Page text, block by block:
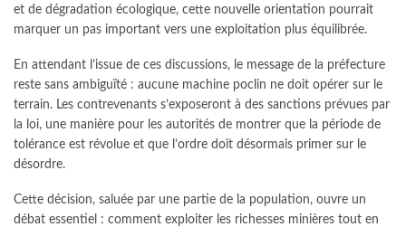
et de dégradation écologique, cette nouvelle orientation pourrait
marquer un pas important vers une exploitation plus équilibrée.
En attendant l’issue de ces discussions, le message de la préfecture
reste sans ambiguïté : aucune machine poclin ne doit opérer sur le
terrain. Les contrevenants s’exposeront à des sanctions prévues par
la loi, une manière pour les autorités de montrer que la période de
tolérance est révolue et que l’ordre doit désormais primer sur le
désordre.
Cette décision, saluée par une partie de la population, ouvre un
débat essentiel : comment exploiter les richesses minières tout en